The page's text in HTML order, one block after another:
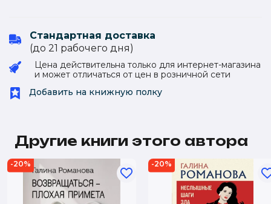
Стандартная доставка
(до 21 рабочего дня)
Цена действительна только для интернет-магазина
и может отличаться от цен в розничной сети
Добавить на книжную полку
Другие книги этого автора
-20% -20%